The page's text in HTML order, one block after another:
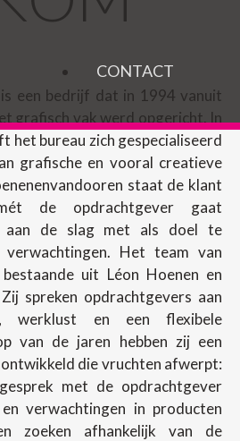
CONTACT
een bedrijf dat in 1994 vanuit
grafisch vak werd opgericht. In
het bureau zich gespecialiseerd
grafische en vooral creatieve
staat de klant
de opdrachtgever gaat
aan de slag met als doel te
Het team van
bestaande uit Léon Hoenen en
spreken opdrachtgevers aan
werklust en een flexibele
van de jaren hebben zij een
die vruchten afwerpt:
met de opdrachtgever
verwachtingen in producten
zoeken afhankelijk van de